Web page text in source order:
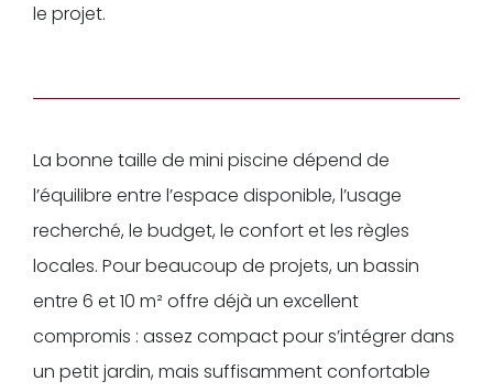
le projet.
La bonne taille de mini piscine dépend de
l’équilibre entre l’espace disponible, l’usage
recherché, le budget, le confort et les règles
locales. Pour beaucoup de projets, un bassin
entre 6 et 10 m² offre déjà un excellent
compromis : assez compact pour s’intégrer dans
un petit jardin, mais suffisamment confortable